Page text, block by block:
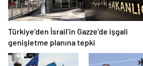
Türkiye’den İsrail’in Gazze’de işgali
genişletme planına tepki